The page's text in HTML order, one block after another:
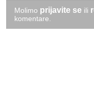
Molimo prijavite se ili
komentare.